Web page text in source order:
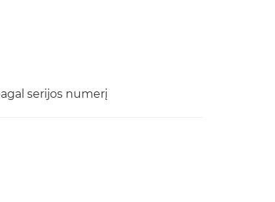
serijos numerį